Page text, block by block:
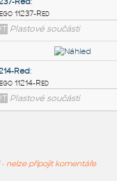
IPT Plastové součásti
18946-Red:
Lego 18946-Red
IPT Plastové součásti
nelze připojit komentáře